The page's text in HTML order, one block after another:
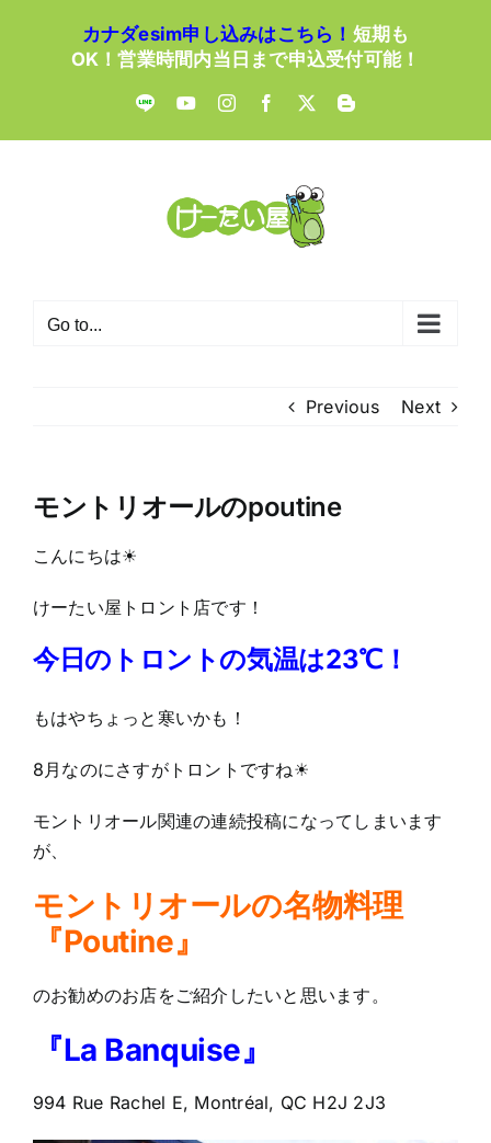
カナダesim申し込みはこちら！ 短期も
OK！営業時間内当日まで申込受付可能！
LINE YouTubeInstagramFacebook
X Blogger
Go to...
Previous Next
モントリオールのpoutine
こんにちは☀
けーたい屋トロント店です！
今日のトロントの気温は23℃！
もはやちょっと寒いかも！
8月なのにさすがトロントですね☀
モントリオール関連の連続投稿になってしまいます
が、
モントリオールの名物料理
『Poutine』
のお勧めのお店をご紹介したいと思います。
『La Banquise』
994 Rue Rachel E, Montréal, QC H2J 2J3